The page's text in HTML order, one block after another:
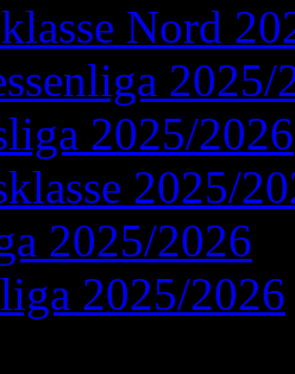
Nord
2025/
2025/2026
2025/
2025/2026
2025/2026